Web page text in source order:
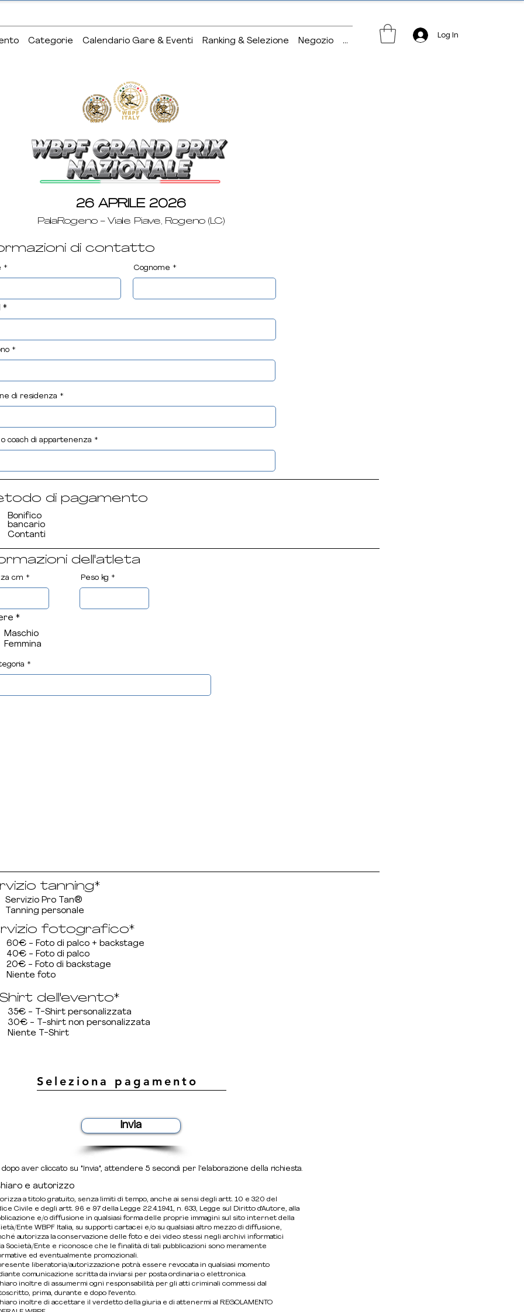
Categorie Calendario Gare & Eventi Ranking & Selezione Negozio ...
Log In
26 APRILE 2026
PalaRogeno - Viale Piave, Rogeno (LC)
di contatto
Cognome
di residenza
o coach di appartenenza
di pagamento
Bonifico
bancario
Contanti
dell'atleta
cm Peso kg
*
Maschio
Femmina
tanning*
Servizio Pro Tan®
Tanning personale
fotografico*
60€ - Foto di palco + backstage
40€ - Foto di palco
20€ - Foto di backstage
Niente foto
dell'evento*
35€ - T-Shirt personalizzata
30€ - T-shirt non personalizzata
Niente T-Shirt
Seleziona pagamento
Invia
dopo aver cliccato su "Invia", attendere 5 secondi per l’elaborazione della richiesta.
e autorizzo
a titolo gratuito, senza limiti di tempo, anche ai sensi degli artt. 10 e 320 del
Civile e degli artt. 96 e 97 della Legge 22.4.1941, n. 633, Legge sul Diritto d'Autore, alla
e/o diffusione in qualsiasi forma delle proprie immagini sul sito internet della
Ente WBPF Italia, su supporti cartacei e/o su qualsiasi altro mezzo di diffusione,
autorizza la conservazione delle foto e dei video stessi negli archivi informatici
Società/Ente e riconosce che le finalità di tali pubblicazioni sono meramente
ed eventualmente promozionali.
liberatoria/autorizzazione potrà essere revocata in qualsiasi momento
comunicazione scritta da inviarsi per posta ordinaria o elettronica.
inoltre di assumermi ogni responsabilità per gli atti criminali commessi dal
prima, durante e dopo l'evento.
inoltre di accettare il verdetto della giuria e di attenermi al REGOLAMENTO